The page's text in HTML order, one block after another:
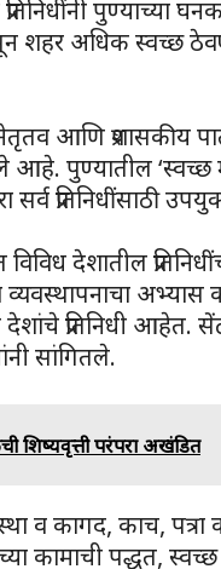
प्रतिनिधींनी
शहर अधिक स्वच्छ
आणि प्रशासकीय
पुण्यातील ‘स्वच्छ
सर्व प्रतिनिधींसाठी
विविध देशातील
व्यवस्थापनाचा
प्रतिनिधी आहेत.
सांगितले.
शिष्यवृत्ती परंपरा अखंडित
व कागद, काच, पत्रा
कामाची पद्धत,